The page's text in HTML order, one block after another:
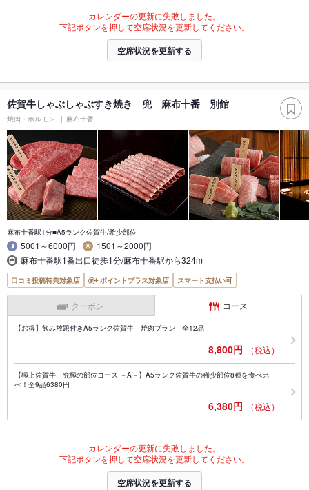
カレンダーの更新に失敗しました。
下記ボタンを押して空席状況を更新してください。
空席状況を更新する
佐賀牛しゃぶしゃぶすき焼き 兜 麻布十番 別館
焼肉・ホルモン 麻布十番
麻布十番駅1分■A5ランク佐賀牛/希少部位
5001～6000円
1501～2000円
麻布十番駅1番出口徒歩1分/麻布十番駅から324m
口コミ投稿特典対象店 ポイントプラス対象店 スマート支払い可
クーポン コース
【お得】飲み放題付きA5ランク佐賀牛 焼肉プラン 全12品
8,800円 （税込）
【極上佐賀牛 究極の部位コース －A－】A5ランク佐賀牛の稀少部位8種を食べ比
べ！全9品6380円
6,380円 （税込）
カレンダーの更新に失敗しました。
下記ボタンを押して空席状況を更新してください。
空席状況を更新する